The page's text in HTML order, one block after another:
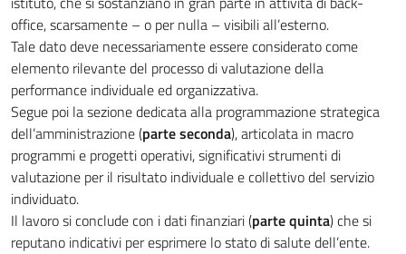
office, scarsamente – o per nulla – visibili all’esterno.
Tale dato deve necessariamente essere considerato come
elemento rilevante del processo di valutazione della
performance individuale ed organizzativa.
Segue poi la sezione dedicata alla programmazione strategica
dell’amministrazione (parte seconda), articolata in macro
programmi e progetti operativi, significativi strumenti di
valutazione per il risultato individuale e collettivo del servizio
individuato.
Il lavoro si conclude con i dati finanziari (parte quinta) che si
reputano indicativi per esprimere lo stato di salute dell’ente.